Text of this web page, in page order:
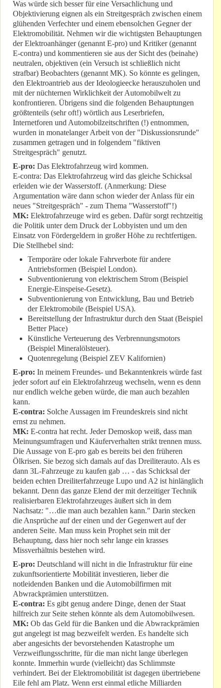
Was würde sich besser für eine Versachlichung und
Objektivierung eignen als ein Streitgespräch zwischen einem
glühenden Verfechter und einem ebensolchen Gegner der
Elektromobilität. Nehmen wir die wichtigsten Behauptungen
der Elektroanhänger (genannt E-pro) und Kritiker (genannt
E-contra) und kommentieren sie aus der Sicht des (beinahe)
neutralen, objektiven (ein Versuch ist schließlich nicht
strafbar) Beobachters (genannt MK). So könnte es gelingen,
den Elektroantrieb aus der Ideologieecke herauszuholen und
mit der nüchternen Wirklichkeit der Automobilwelt zu
konfrontieren. Übrigens sind die folgenden Behauptungen
größtenteils (sehr oft!) wörtlich aus Leserbriefen,
Internetforen und Automobilzeitschriften (!) entnommen,
wurden in monatelanger Arbeit von der "Diskussionsrunde"
zusammen getragen und in folgendem "fiktiven
Streitgespräch" genutzt.
E-pro: Das Elektrofahrzeug wird kommen.
E-contra: Das Elektrofahrzeug wird das gleiche Schicksal
erleiden wie der Wasserstoff. (Anmerkung: Diese
Argumentation wäre dann schon wieder der Anlass für ein
neues "Streitgespräch" - zum Thema "Wasserstoff"!)
MK: Elektrofahrzeuge wird es geben. Dafür sorgt rechtzeitig
die Politik unter dem Druck der Lobbyisten und um den
Einsatz von Fördergeldern in großer Höhe zu rechtfertigen.
Die Stellhebel sind:
Temporäre oder lokale Fahrverbote für andere
Antriebsformen (Beispiel London).
Subventionierung von elektrischem Strom (Beispiel
Energie-Einspeise-Gesetz).
Subventionierung von Entwicklung, Bau und Betrieb
der Elektromobile (Beispiel USA).
Bereitstellung der Infrastruktur durch den Staat (Beispiel
Better Place)
Künstliche Verteuerung des Verbrennungsmotors
(Beispiel Mineralölsteuer).
Quotenregelung (Beispiel ZEV Kalifornien)
E-pro: In meinem Freundes- und Bekanntenkreis würde fast
jeder sofort auf ein Elektrofahrzeug wechseln, wenn es denn
nur endlich welche geben würde, die man auch bezahlen
kann.
E-contra: Solche Aussagen im Freundeskreis sind nicht
ernst zu nehmen.
MK: E-contra hat recht. Jeder Demoskop weiß, dass man
Meinungsumfragen und Käuferverhalten strikt trennen muss.
Die Aussage von E-pro gab es bereits bei den früheren
Ölkrisen. Sie bezog sich damals auf das Dreiliterauto. Als es
dann 3L-Fahrzeuge zu kaufen gab … - das Schicksal der
beiden echten Dreiliterfahrzeuge Lupo und A2 ist hinlänglich
bekannt. Denn das ganze Elend der mit derzeitiger Technik
realisierbaren Elektrofahrzeuges äußert sich in dem
Nachsatz: "…die man auch bezahlen kann." Darin stecken
die Ansprüche auf der einen und der Gegenwert auf der
anderen Seite. Man muss kein Prophet sein mit der
Behauptung, dass hier noch sehr lange ein krasses
Missverhältnis bestehen wird.
E-pro: Deutschland will nicht in die Infrastruktur für eine
zukunftsorientierte Mobilität investieren, lieber die
notleidenden Banken und die Automobilfirmen mit
Abwrackprämien unterstützen.
E-contra: Es gibt genug andere Dinge, denen der Staat
hilfreich zur Seite stehen könnte als dem Automobilwesen.
MK: Ob das Geld für die Banken und die Abwrackprämien
gut angelegt ist mag bezweifelt werden. Es handelte sich
aber angesichts der bevorstehenden Katastrophe um
Verzweiflungsschritte, für die man nicht lange überlegen
konnte. Immerhin wurde (vielleicht) das Schlimmste
verhindert. Bei der Elektromobilität ist dagegen übertriebene
Eile fehl am Platz. Wenn erst einmal etliche Milliarden